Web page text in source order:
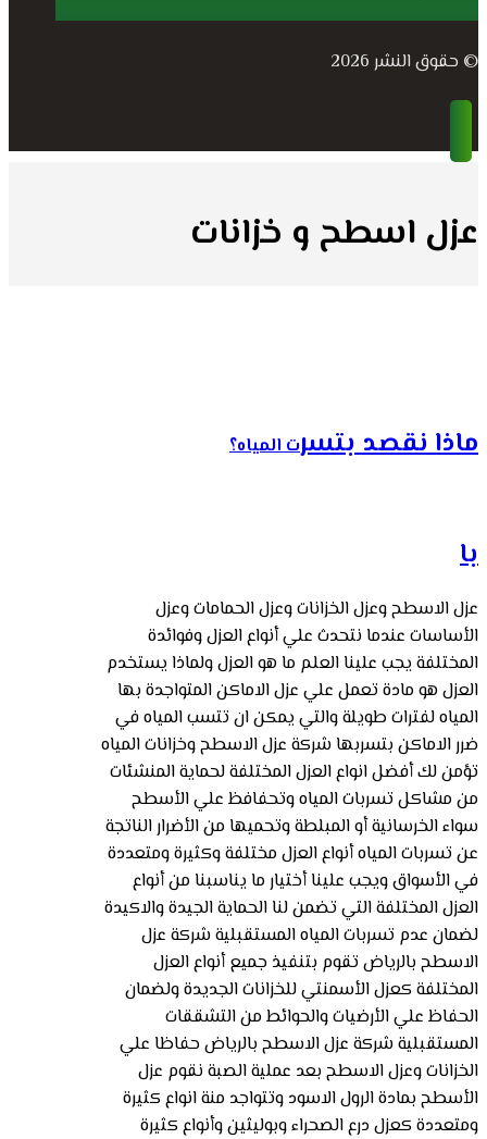
© حقوق النشر 2026
عزل اسطح و خزانات
ماذا نقصد بتسرت المياه؟
با
عزل الاسطح وعزل الخزانات وعزل الحمامات وعزل
الأساسات عندما نتحدث علي أنواع العزل وفوائدة
المختلفة يجب علينا العلم ما هو العزل ولماذا يستخدم
العزل هو مادة تعمل علي عزل الاماكن المتواجدة بها
المياه لفترات طويلة والتي يمكن ان تتسب المياه في
ضرر الاماكن بتسربها شركة عزل الاسطح وخزانات المياه
تؤمن لك أفضل انواع العزل المختلفة لحماية المنشئات
من مشاكل تسربات المياه وتحفافظ علي الأسطح
سواء الخرسانية أو المبلطة وتحميها من الأضرار الناتجة
عن تسربات المياه أنواع العزل مختلفة وكثيرة ومتعددة
في الأسواق ويجب علينا أختيار ما يناسبنا من أنواع
العزل المختلفة التي تضمن لنا الحماية الجيدة والاكيدة
لضمان عدم تسربات المياه المستقبلية شركة عزل
الاسطح بالرياض تقوم بتنفيذ جميع أنواع العزل
المختلفة كعزل الأسمنتي للخزانات الجديدة ولضمان
الحفاظ علي الأرضيات والحوائط من التشققات
المستقبلية شركة عزل الاسطح بالرياض حفاظا علي
الخزانات وعزل الاسطح بعد عملية الصبة نقوم عزل
الأسطح بمادة الرول الاسود وتتواجد منة انواع كثيرة
ومتعددة كعزل درع الصحراء وبوليثين وأنواع كثيرة